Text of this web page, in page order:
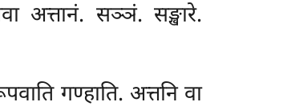
अत्तानं. सञ्ञं. सङ्खारे.
गण्हाति. अत्तनि वा